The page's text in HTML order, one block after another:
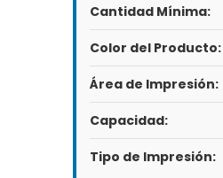
Cantidad Mínima:
Color del Producto:
Área de Impresión:
Capacidad:
Tipo de Impresión: